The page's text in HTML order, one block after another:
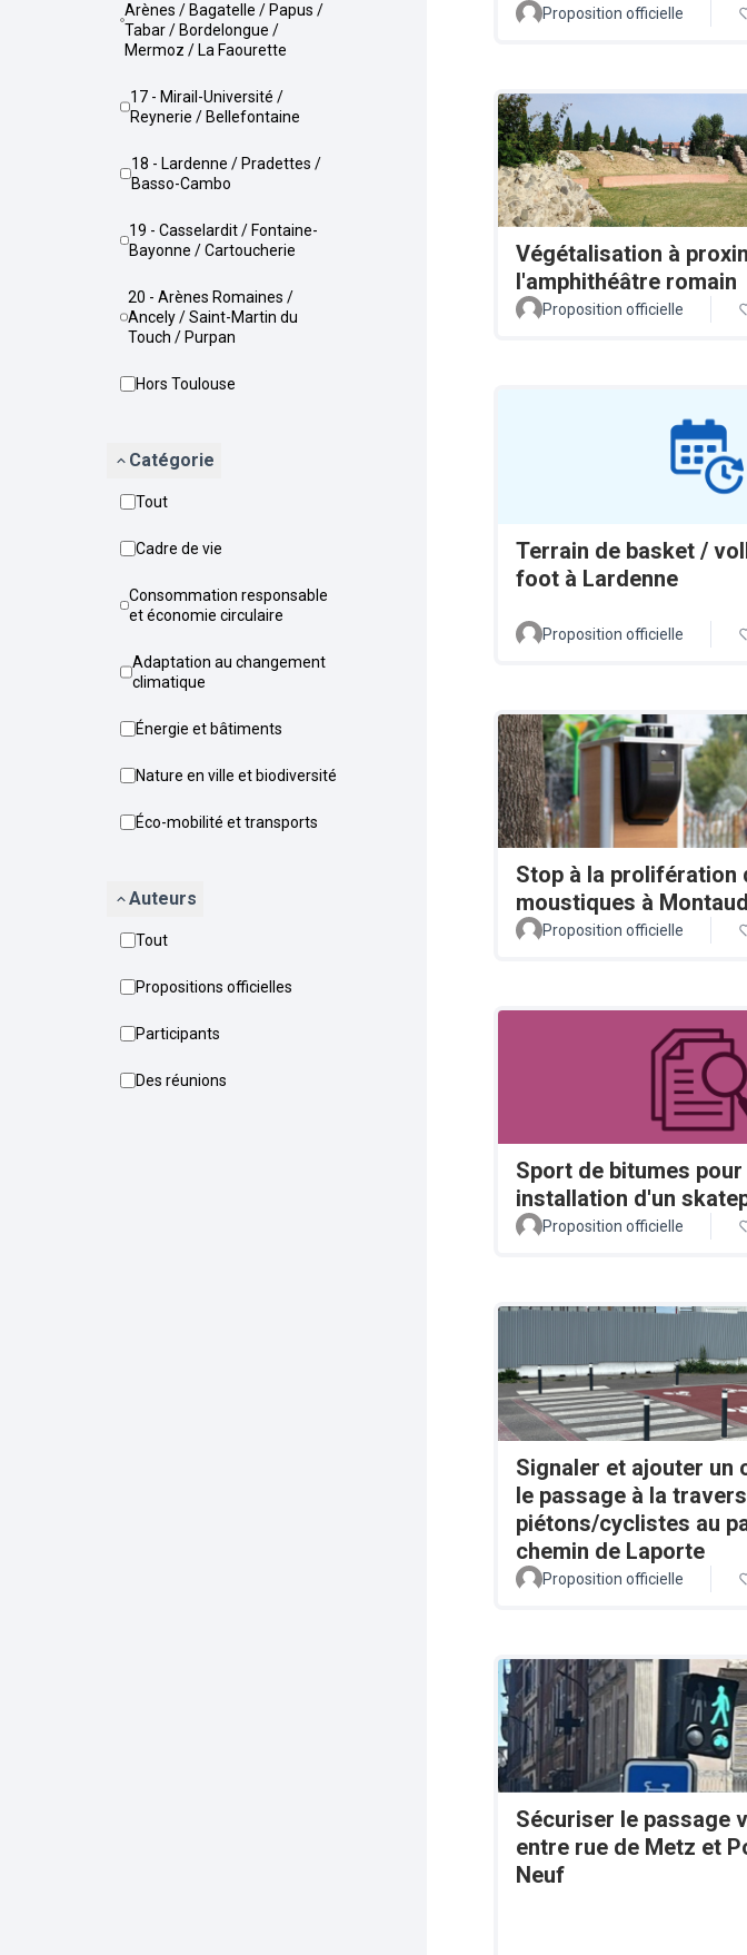
Arènes / Bagatelle / Papus /
Tabar / Bordelongue /
Mermoz / La Faourette
17 - Mirail-Université /
Reynerie / Bellefontaine
18 - Lardenne / Pradettes /
Basso-Cambo
19 - Casselardit / Fontaine-
Bayonne / Cartoucherie
20 - Arènes Romaines /
Ancely / Saint-Martin du
Touch / Purpan
Hors Toulouse
Catégorie
Tout
Cadre de vie
Consommation responsable
et économie circulaire
Adaptation au changement
climatique
Énergie et bâtiments
Nature en ville et biodiversité
Éco-mobilité et transports
Auteurs
Tout
Propositions officielles
Participants
Des réunions
Proposition officielle
Végétalisation à
l'amphithéâtre romain
Proposition officielle
Terrain de basket /
foot à Lardenne
Proposition officielle
Stop à la prolifération
moustiques à
Proposition officielle
Sport de bitumes
installation d'un
Proposition officielle
Signaler et ajouter un
le passage à la
piétons/cyclistes au
chemin de Laporte
Proposition officielle
Sécuriser le passage
entre rue de Metz et
Neuf